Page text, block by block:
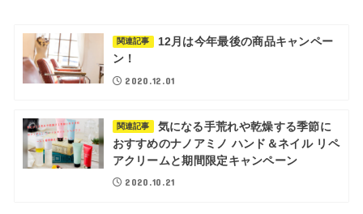
関連記事
12月は今年最後の商品キャンペー
ン！
2020.12.01
関連記事
気になる手荒れや乾燥する季節に
おすすめのナノアミノ ハンド＆ネイル リペ
アクリームと期間限定キャンペーン
2020.10.21